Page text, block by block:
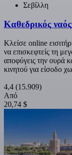
Σεβίλλη
Καθεδρικός
Κλείσε online
να επισκεφτείς τη
αποφύγεις την ουρά
κινητού για είσοδο
4,4 (15.909)
Από
20,74 $